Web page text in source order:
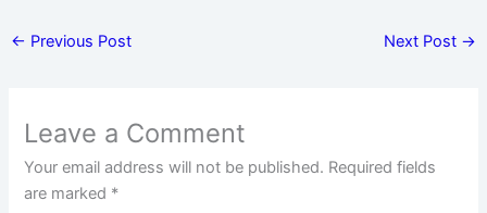
← Previous Post Next Post →
Leave a Comment
Your email address will not be published. Required fields
are marked *